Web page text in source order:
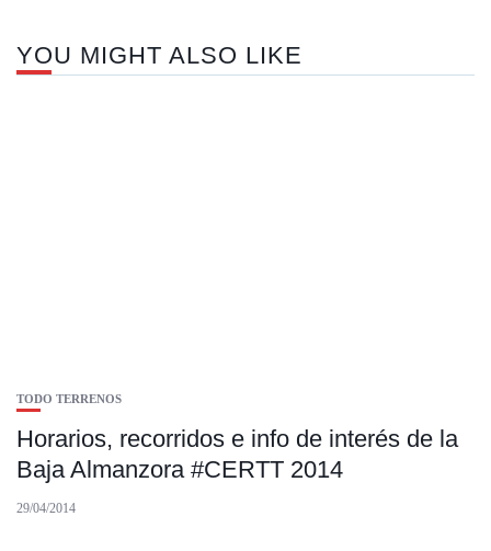
YOU MIGHT ALSO LIKE
TODO TERRENOS
Horarios, recorridos e info de interés de la
Baja Almanzora #CERTT 2014
29/04/2014